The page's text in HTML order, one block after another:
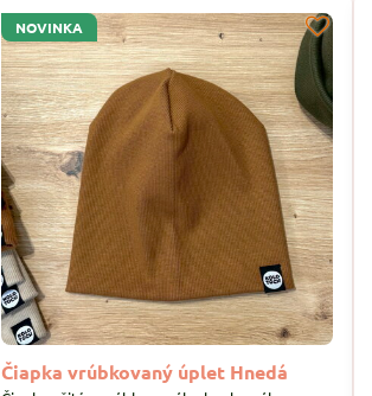
NOVINKA
Čiapka vrúbkovaný úplet Hnedá